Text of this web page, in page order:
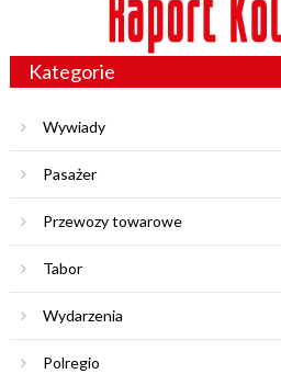
Kategorie
Wywiady
Pasażer
Przewozy towarowe
Tabor
Wydarzenia
Polregio